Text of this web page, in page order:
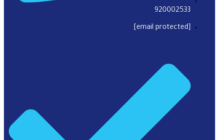
920002533
[email protected]